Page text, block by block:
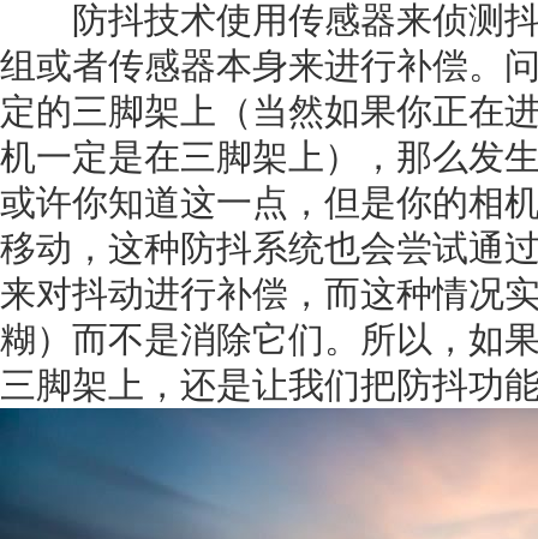
防抖技术使用传感器来侦测抖
组或者传感器本身来进行补偿。
定的三脚架上（当然如果你正在
机一定是在三脚架上），那么发
或许你知道这一点，但是你的相
移动，这种防抖系统也会尝试通
来对抖动进行补偿，而这种情况
糊）而不是消除它们。所以，如
三脚架上，还是让我们把防抖功